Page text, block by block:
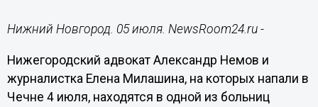
Нижний Новгород. 05 июля. NewsRoom24.ru -
Нижегородский адвокат Александр Немов и
журналистка Елена Милашина, на которых напали в
Чечне 4 июля, находятся в одной из больниц